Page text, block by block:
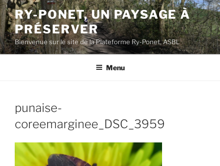
Aller
au
contenu
principal
RY-PONET, UN PAYSAGE À
PRÉSERVER
Bienvenue sur le site de la Plateforme Ry-Ponet, ASBL
Menu
punaise-
coreemarginee_DSC_3959